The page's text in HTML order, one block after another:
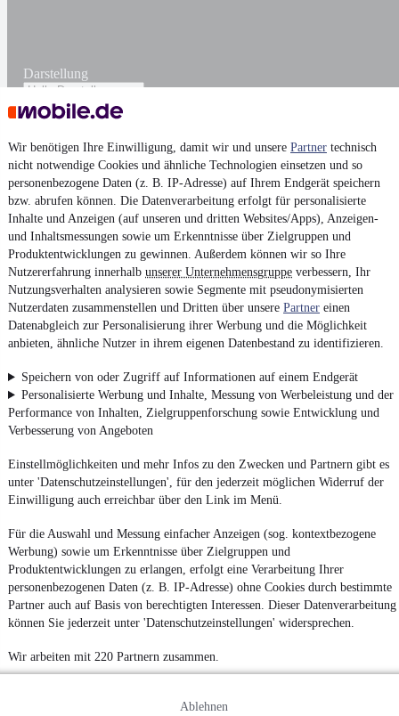
Wir benötigen Ihre Einwilligung, damit wir und unsere Partner technisch
nicht notwendige Cookies und ähnliche Technologien einsetzen und so
personenbezogene Daten (z. B. IP-Adresse) auf Ihrem Endgerät speichern
bzw. abrufen können. Die Datenverarbeitung erfolgt für personalisierte
Inhalte und Anzeigen (auf unseren und dritten Websites/Apps), Anzeigen-
und Inhaltsmessungen sowie um Erkenntnisse über Zielgruppen und
Produktentwicklungen zu gewinnen. Außerdem können wir so Ihre
Nutzererfahrung innerhalb unserer Unternehmensgruppe verbessern, Ihr
Nutzungsverhalten analysieren sowie Segmente mit pseudonymisierten
Nutzerdaten zusammenstellen und Dritten über unsere Partner einen
Datenabgleich zur Personalisierung ihrer Werbung und die Möglichkeit
anbieten, ähnliche Nutzer in ihrem eigenen Datenbestand zu identifizieren.
Speichern von oder Zugriff auf Informationen auf einem Endgerät
Personalisierte Werbung und Inhalte, Messung von Werbeleistung und der
Performance von Inhalten, Zielgruppenforschung sowie Entwicklung und
Verbesserung von Angeboten
Einstellmöglichkeiten und mehr Infos zu den Zwecken und Partnern gibt es
unter 'Datenschutzeinstellungen', für den jederzeit möglichen Widerruf der
Einwilligung auch erreichbar über den Link im Menü.
Für die Auswahl und Messung einfacher Anzeigen (sog. kontextbezogene
Werbung) sowie um Erkenntnisse über Zielgruppen und
Produktentwicklungen zu erlangen, erfolgt eine Verarbeitung Ihrer
personenbezogenen Daten (z. B. IP-Adresse) ohne Cookies durch bestimmte
Partner auch auf Basis von berechtigten Interessen. Dieser Datenverarbeitung
können Sie jederzeit unter 'Datenschutzeinstellungen' widersprechen.
Wir arbeiten mit 220 Partnern zusammen.
Ablehnen
Darstellung